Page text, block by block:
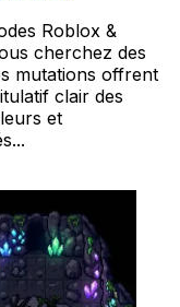
Roblox &
cherchez des
mutations offrent
clair des
et